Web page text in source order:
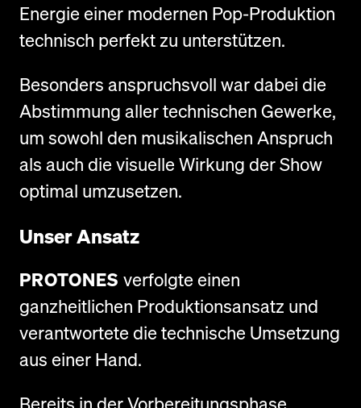
Energie einer modernen Pop-Produktion
technisch perfekt zu unterstützen.
Besonders anspruchsvoll war dabei die
Abstimmung aller technischen Gewerke,
um sowohl den musikalischen Anspruch
als auch die visuelle Wirkung der Show
optimal umzusetzen.
Unser Ansatz
PROTONES verfolgte einen
ganzheitlichen Produktionsansatz und
verantwortete die technische Umsetzung
aus einer Hand.